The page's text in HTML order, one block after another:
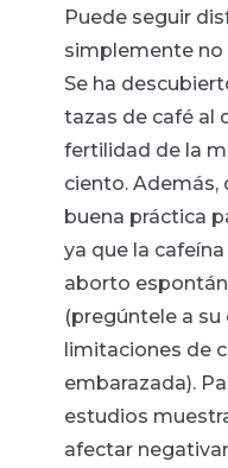
Puede seguir
simplemente no
Se ha
tazas de café al
fertilidad de la
ciento. Además,
buena práctica
ya que la
aborto
(pregúntele a
limitaciones de
embarazada).
estudios
afectar